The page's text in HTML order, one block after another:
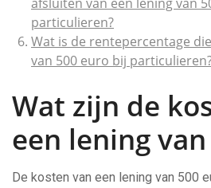
particulieren?
Wat is de rentepercentage
van 500 euro bij
Wat zijn de
een lening
De kosten van een lening van 500